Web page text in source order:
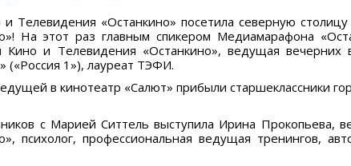
«Останкино» посетила северную столицу
На этот раз главным спикером Медиамарафона
и Телевидения «Останкино», ведущая вечерних
(«Россия 1»), лауреат ТЭФИ.
в кинотеатр «Салют» прибыли старшеклассники
с Марией Ситтель выступила Ирина Прокопьева,
психолог, профессиональная ведущая тренингов,